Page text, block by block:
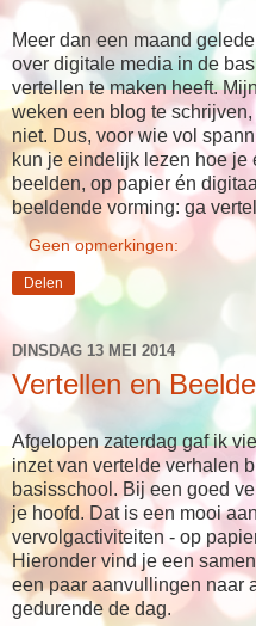
Meer dan een maand
over digitale media in de
vertellen te maken heeft.
weken een blog te
niet. Dus, voor wie vol
kun je eindelijk lezen hoe je
beelden, op papier én
beeldende vorming: ga
Geen opmerkingen:
Delen
DINSDAG 13 MEI 2014
Vertellen en
Afgelopen zaterdag gaf ik
inzet van vertelde verhalen
basisschool. Bij een goed
je hoofd. Dat is een mooi
vervolgactiviteiten - op
Hieronder vind je een
een paar aanvullingen naar
gedurende de dag.